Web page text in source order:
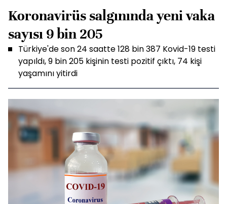
Koronavirüs salgınında yeni vaka
sayısı 9 bin 205
Türkiye'de son 24 saatte 128 bin 387 Kovid-19 testi
yapıldı, 9 bin 205 kişinin testi pozitif çıktı, 74 kişi
yaşamını yitirdi